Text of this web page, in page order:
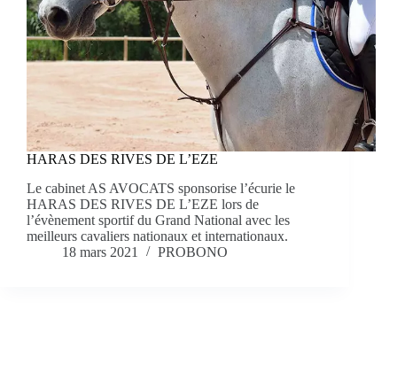
HARAS DES RIVES DE L’EZE
Le cabinet AS AVOCATS sponsorise l’écurie le
HARAS DES RIVES DE L’EZE lors de
l’évènement sportif du Grand National avec les
meilleurs cavaliers nationaux et internationaux.
18 mars 2021
PROBONO